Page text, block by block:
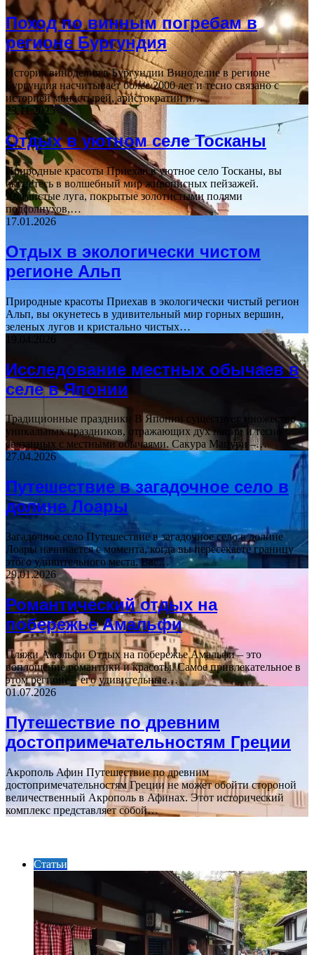
Поход по винным погребам в
регионе Бургундия
История виноделия в Бургундии Виноделие в регионе
Бургундия насчитывает более 2000 лет и тесно связано с
историей монастырей, аристократии и…
23.11.2025
Отдых в уютном селе Тосканы
Природные красоты Приехав в уютное село Тосканы, вы
окунетесь в волшебный мир живописных пейзажей.
Холмистые луга, покрытые золотистыми полями
подсолнухов,…
17.01.2026
Отдых в экологически чистом
регионе Альп
Природные красоты Приехав в экологически чистый регион
Альп, вы окунетесь в удивительный мир горных вершин,
зеленых лугов и кристально чистых…
Исследование местных обычаев в
селе в Японии
Традиционные праздники В Японии существует множество
уникальных праздников, отражающих дух нации и тесно
связанных с местными обычаями. Сакура Мацури –…
27.04.2026
Путешествие в загадочное село в
долине Лоары
Загадочное село Путешествие в загадочное село в долине
Лоары начинается с момента, когда вы пересекаете границу
этого удивительного места. Вас…
29.01.2026
Романтический отдых на
побережье Амальфи
Пляжи Амальфи Отдых на побережье Амальфи – это
воплощение романтики и красоты. Самое привлекательное в
этом регионе – его удивительные…
01.07.2026
Путешествие по древним
достопримечательностям Греции
Акрополь Афин Путешествие по древним
достопримечательностям Греции не может обойти стороной
величественный Акрополь в Афинах. Этот исторический
комплекс представляет собой…
Статьи